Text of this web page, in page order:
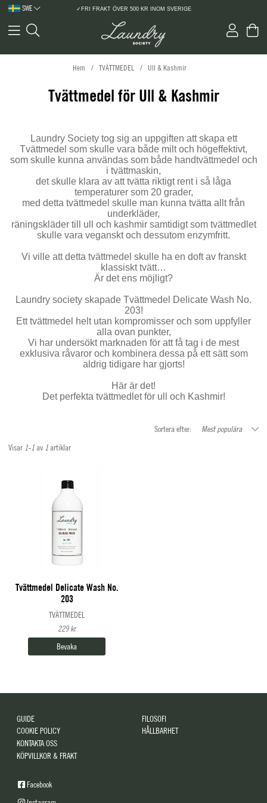
SWE ✓FRI FRAKT ÖVER 500 KR INOM SVERIGE
Hem TVÄTTMEDEL Ull & Kashmir
Tvättmedel för Ull & Kashmir
Laundry Society tog sig an uppgiften att skapa ett
Tvättmedel som skulle vara både milt och högeffektivt,
som skulle kunna användas som både handtvättmedel och
i tvättmaskin,
det skulle klara av att tvätta riktigt rent i så låga
temperaturer som 20 grader,
med detta tvättmedel skulle man kunna tvätta allt från
underkläder,
räningskläder till ull och kashmir samtidigt som tvättmedlet
skulle vara veganskt och dessutom enzymfritt.
Vi ville att detta tvättmedel skulle ha en doft av franskt
klassiskt tvätt…
Är det ens möjligt?
Laundry society skapade Tvättmedel Delicate Wash No.
203!
Ett tvättmedel helt utan kompromisser och som uppfyller
alla ovan punkter,
Vi har undersökt marknaden för att få tag i de mest
exklusiva råvaror och kombinera dessa på ett sätt som
aldrig tidigare har gjorts!
Här är det!
Det perfekta tvättmedlet för ull och Kashmir!
Sortera efter:
Mest populära
Visar 1-1av 1artiklar
Tvättmedel Delicate Wash No.
203
TVÄTTMEDEL
229 kr
Bevaka
GUIDE
COOKIE POLICY
KONTAKTA OSS
KÖPVILLKOR & FRAKT
FILOSOFI
HÅLLBARHET
Facebook